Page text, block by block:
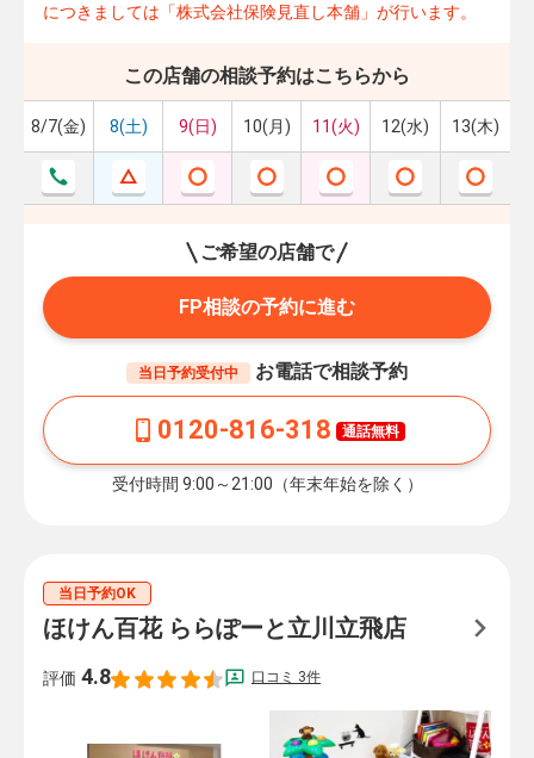
につきましては「株式会社保険見直し本舗」が行います。
この店舗の相談予約はこちらから
8/7(金) 8(土) 9(日) 10(月) 11(火) 12(水) 13(木)
ご希望の店舗で
FP相談の予約に進む
当日予約受付中 お電話で相談予約
0120-816-318 通話無料
受付時間 9:00～21:00（年末年始を除く）
当日予約OK
ほけん百花 ららぽーと立川立飛店
評価 4.8 口コミ 3件